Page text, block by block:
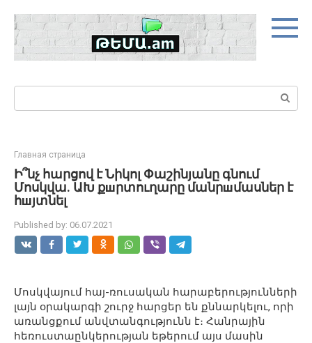
content
Search:
Главная страница
Ի՞նչ հարցով է Նիկոլ Փաշինյանը գնում
Մոսկվա. ԱԽ քшրտուղարը մանրшմասներ է
հшյտնել
Published by: 06.07.2021
Մոսկվայում հայ-ռուսական հարաբերությունների
լայն օրակարգի շուրջ հարցեր են քննարկելու, որի
առանցքում անվտանգությունն է։ Հանրային
հեռուստաընկերության եթերում այս մասին